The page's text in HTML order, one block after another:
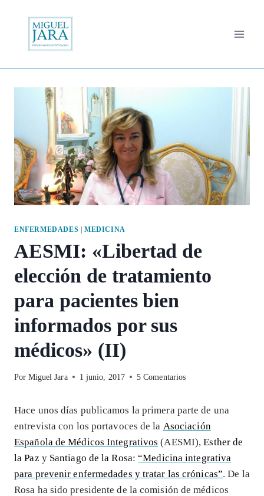
contenido
ENFERMEDADES MEDICINA
AESMI: «Libertad de
elección de tratamiento
para pacientes bien
informados por sus
médicos» (II)
Por Miguel Jara 1 junio, 2017 5 Comentarios
Hace unos días publicamos la primera parte de una
entrevista con los portavoces de la Asociación
Española de Médicos Integrativos (AESMI),Esther de
la Paz y Santiago de la Rosa:“Medicina integrativa
para prevenir enfermedades y tratar las crónicas”. De la
Rosa ha sido presidente de la comisión de médicos